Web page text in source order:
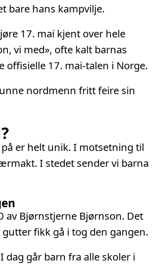
bare hans kampvilje.
17. mai kjent over hele
vi med», ofte kalt barnas
offisielle 17. mai-talen i Norge.
nordmenn fritt feire sin
er helt unik. I motsetning til
I stedet sender vi barna
av Bjørnstjerne Bjørnson. Det
fikk gå i tog den gangen.
går barn fra alle skoler i